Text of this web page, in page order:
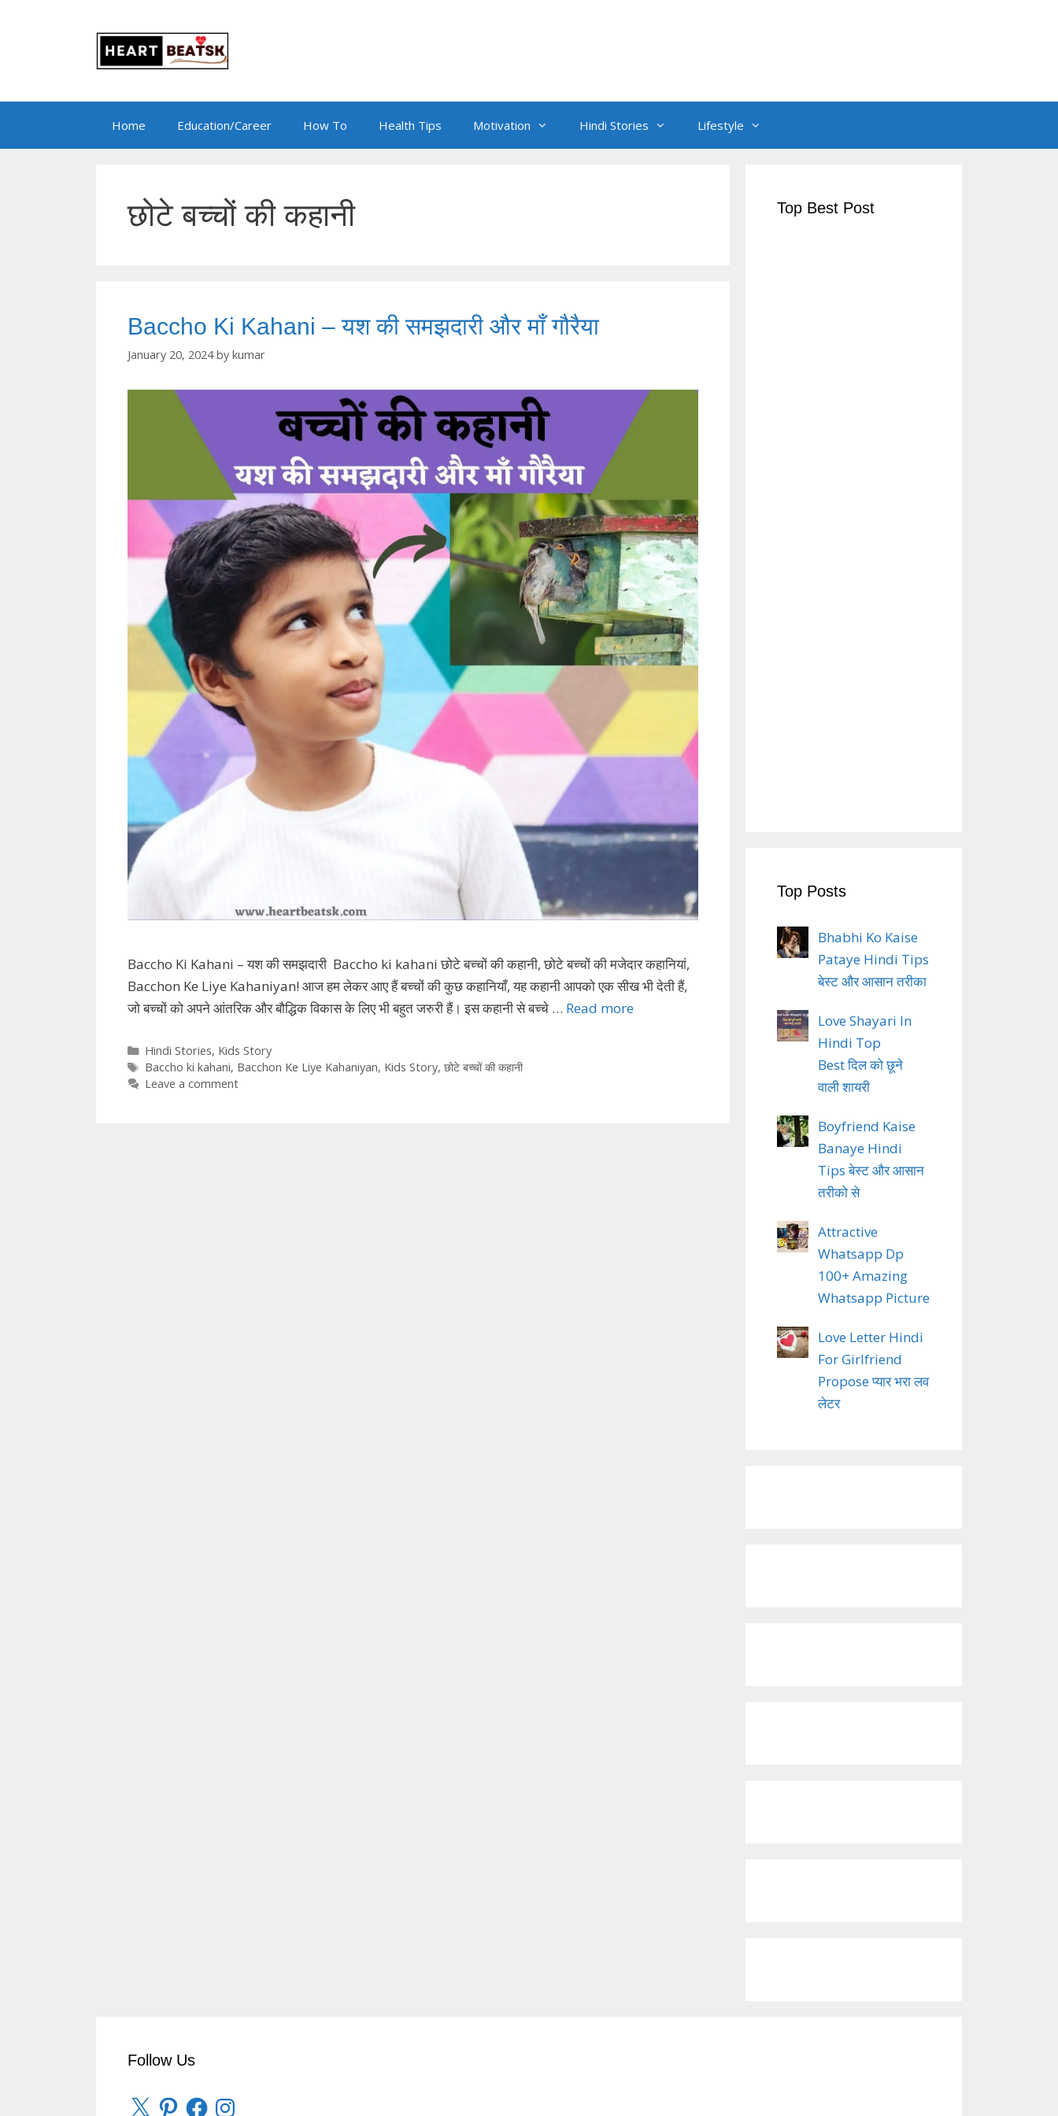
Home Education/Career How To Health Tips Motivation Hindi Stories Lifestyle
छोटे बच्चों की कहानी
Baccho Ki Kahani – यश की समझदारी और माँ गौरैया
January 20, 2024 by kumar
Baccho Ki Kahani – यश की समझदारी Baccho ki kahani छोटे बच्चों की कहानी, छोटे बच्चों की मजेदार कहानियां,
Bacchon Ke Liye Kahaniyan! आज हम लेकर आए हैं बच्चों की कुछ कहानियाँ, यह कहानी आपको एक सीख भी देती हैं,
जो बच्चों को अपने आंतरिक और बौद्धिक विकास के लिए भी बहुत जरुरी हैं। इस कहानी से बच्चे … Read more
Categories
Hindi Stories, Kids Story
Tags
Baccho ki kahani, Bacchon Ke Liye Kahaniyan, Kids Story, छोटे बच्चों की कहानी
Leave a comment
Top Best Post
Top Posts
Bhabhi Ko Kaise
Pataye Hindi Tips
बेस्ट और आसान तरीका
Love Shayari In
Hindi Top
Best दिल को छूने
वाली शायरी
Boyfriend Kaise
Banaye Hindi
Tips बेस्ट और आसान
तरीको से
Attractive
Whatsapp Dp
100+ Amazing
Whatsapp Picture
Love Letter Hindi
For Girlfriend
Propose प्यार भरा लव
लेटर
Follow Us
X PinterestFacebookInstagram